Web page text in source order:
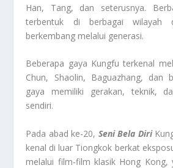
Han, Tang, dan seterusnya.
terbentuk di berbagai wilayah
berkembang melalui generasi.
Beberapa gaya Kungfu terkenal
Chun, Shaolin, Baguazhang, dan
gaya memiliki gerakan, teknik,
sendiri.
Pada abad ke-20, Seni Bela Diri
kenal di luar Tiongkok berkat
melalui film-film klasik Hong Kong,